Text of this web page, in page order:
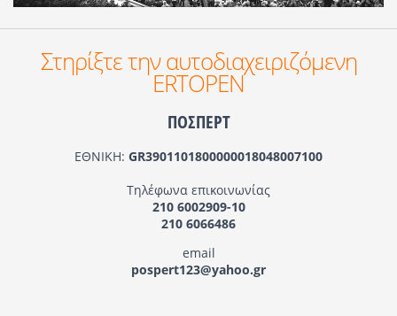
Στηρίξτε την αυτοδιαχειριζόμενη
ERTOPEN
ΠΟΣΠΕΡΤ
ΕΘΝΙΚΗ: GR3901101800000018048007100
Τηλέφωνα επικοινωνίας
210 6002909-10
210 6066486
email
pospert123@yahoo.gr